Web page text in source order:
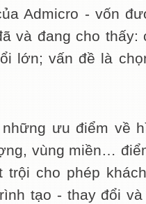
Admicro - vốn
và đang cho
lớn; vấn đề là
những ưu điểm về
vùng miền…
trội cho phép
tạo - thay đổi